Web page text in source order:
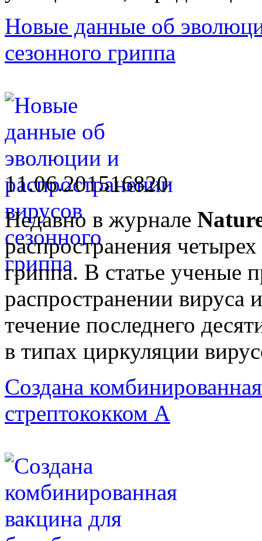
Новые данные об
сезонного гриппа
11.06.201516820
Недавно в журнале
распространения
гриппа. В статье ученые
распространении вируса
течение последнего
в типах циркуляции
Создана
стрептококком А